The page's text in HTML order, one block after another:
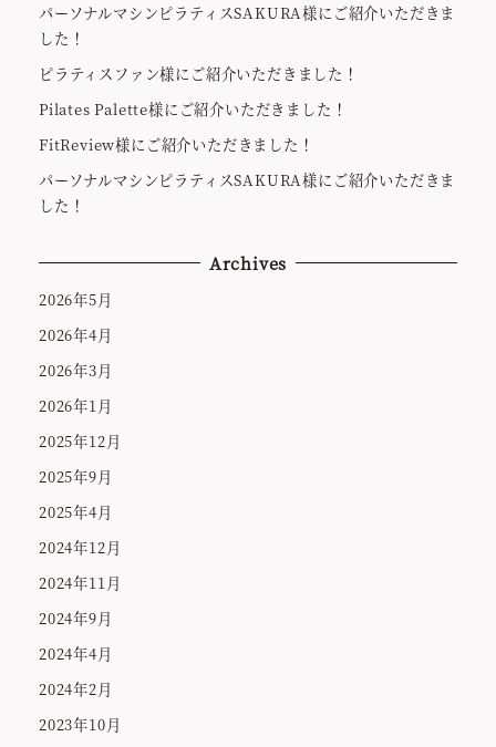
パーソナルマシンピラティスSAKURA様にご紹介いただきま
した！
ピラティスファン様にご紹介いただきました！
Pilates Palette様にご紹介いただきました！
FitReview様にご紹介いただきました！
パーソナルマシンピラティスSAKURA様にご紹介いただきま
した！
Archives
2026年5月
2026年4月
2026年3月
2026年1月
2025年12月
2025年9月
2025年4月
2024年12月
2024年11月
2024年9月
2024年4月
2024年2月
2023年10月